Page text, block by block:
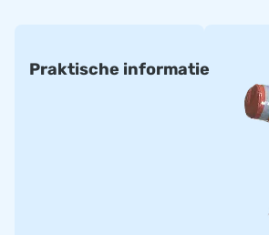
Praktische informatie